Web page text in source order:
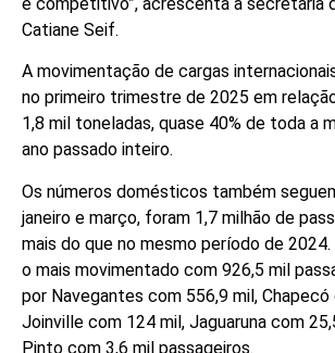
Catiane Seif.
A movimentação de cargas
no primeiro trimestre de 2025 em
1,8 mil toneladas, quase 40% de toda a
ano passado inteiro.
Os números domésticos também
janeiro e março, foram 1,7 milhão de
mais do que no mesmo período de
o mais movimentado com 926,5 mil
por Navegantes com 556,9 mil, Chapecó
Joinville com 124 mil, Jaguaruna com
Pinto com 3,6 mil passageiros.